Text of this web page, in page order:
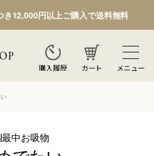
き12,000円以上ご購入で送料無料
購入履歴 カート メニュー
最中お吸物